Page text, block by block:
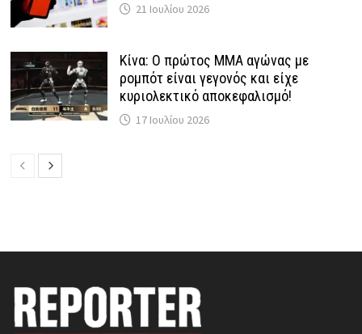
21 Ιουλίου 2026
Κίνα: Ο πρώτος MMA αγώνας με
ρομπότ είναι γεγονός και είχε
κυριολεκτικό αποκεφαλισμό!
17 Ιουλίου 2026